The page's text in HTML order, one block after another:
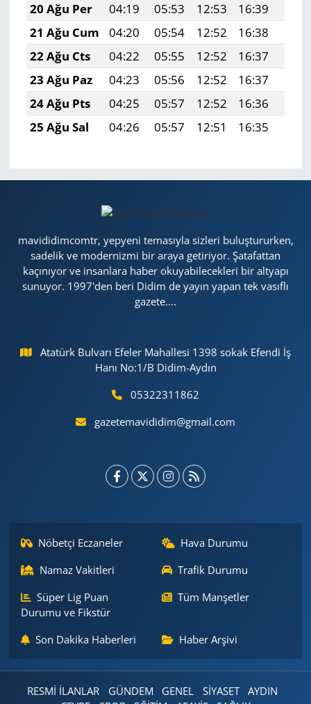
20 Ağu Per
04:19 05:53 12:53 16:39
21 Ağu Cum
04:20 05:54 12:52 16:38
22 Ağu Cts
04:22 05:55 12:52 16:37
23 Ağu Paz
04:23 05:56 12:52 16:37
24 Ağu Pts
04:25 05:57 12:52 16:36
25 Ağu Sal
04:26 05:57 12:51 16:35
mavididimcomtr, yepyeni temasıyla sizleri buluştururken,
sadelik ve modernizmi bir araya getiriyor. Şatafattan
kaçınıyor ve insanlara haber okuyabilecekleri bir altyapı
sunuyor. 1997'den beri Didim de yayın yapan tek vasıflı
gazete....
Atatürk Bulvarı Efeler Mahallesi 1398 sokak Efendi İş
Hanı No:1/B Didim-Aydın
05322311862
gazetemavididim@gmail.com
Nöbetçi Eczaneler
Hava Durumu
Namaz Vakitleri
Trafik Durumu
Süper Lig Puan
Durumu ve Fikstür
Tüm Manşetler
Son Dakika Haberleri Haber Arşivi
RESMİ İLANLAR GÜNDEM GENEL SİYASET
AYDIN